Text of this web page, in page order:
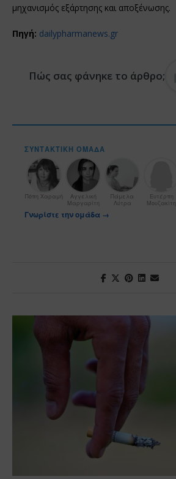
μηχανισμός εξάρτησης και αποξένωσης.
Πηγή: dailypharmanews.gr
Πώς σας φάνηκε το άρθρο;
ΣΥΝΤΑΚΤΙΚΉ ΟΜΆΔΑ
Πόπη Χαραμή
Αγγελική
Μαργαρίτη
Πάμελα
Λύτρα
Ευτέρπη
Μουζακίτη
Γνωρίστε την ομάδα →